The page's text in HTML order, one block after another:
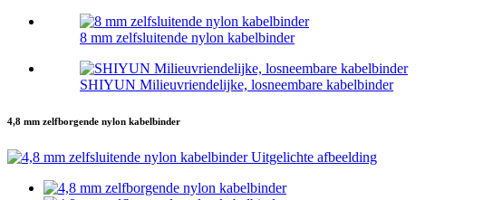
8 mm zelfsluitende nylon kabelbinder
SHIYUN Milieuvriendelijke, losneembare kabelbinder
4,8 mm zelfborgende nylon kabelbinder